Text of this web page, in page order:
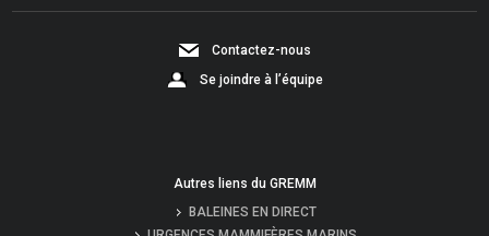
Contactez-nous
Se joindre à l’équipe
Autres liens du GREMM
BALEINES EN DIRECT